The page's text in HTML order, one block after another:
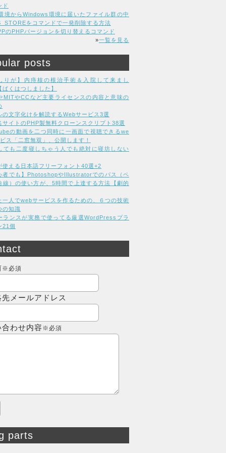
ド
境からWindows環境に届いたファイル群の中
をコマンドで一発削除する方法
のPHPバージョンを切り替えるコマンド
»一覧を見る
posts
りが】内痔核の根治手術＆入院して来まし
ばくはつしました】
MITやCCなど主要ライセンスの内容と意味の
の文字化けを解読するWebサービス3選
サイトのPHP製無料クローンスクリプト38選
の動画を二つ同時に一画面で視聴できるwe
ス「二窓無双」、公開します！
ても二度寝しちゃう人でも絶対に寝坊しない
使える日本語フリーフォント40選+2
者でも】PhotoshopやIllustratorでのパス（ペ
線）の使い方が、5時間で上達する方法【劇的
一人でwebサービスを作るための、６つの技術
の知識
ランスが実務で使ってる厳選WordPressプラ
21個
※必須
先メールアドレス
合わせ内容 ※必須
parts